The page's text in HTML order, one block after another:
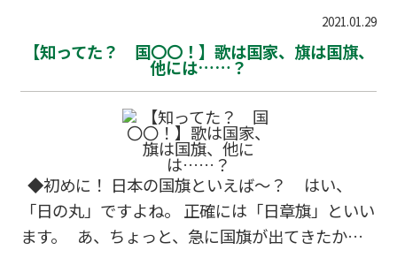
ように！！！ 中1・・・とにかくスタートが…
ツ‐〕【▽和▽尚さん】 《「おしょうさま」の
下段はともかく、通常の意味での「おっさ…
2021.01.29
【知ってた？ 国〇〇！】歌は国家、旗は国旗、
他には……？
◆初めに！ 日本の国旗といえば～？ はい、
「日の丸」ですよね。 正確には「日章旗」といい
ます。 あ、ちょっと、急に国旗が出てきたから